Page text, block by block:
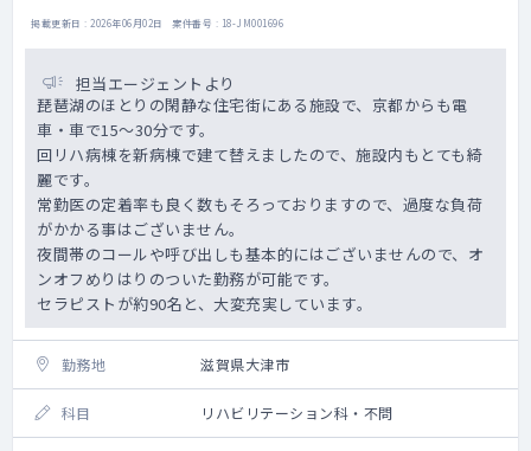
掲載更新日 : 2026年06月02日 案件番号 : 18-JM001696
担当エージェントより
琵琶湖のほとりの閑静な住宅街にある施設で、京都からも電
車・車で15～30分です。
回リハ病棟を新病棟で建て替えましたので、施設内もとても綺
麗です。
常勤医の定着率も良く数もそろっておりますので、過度な負荷
がかかる事はございません。
夜間帯のコールや呼び出しも基本的にはございませんので、オ
ンオフめりはりのついた勤務が可能です。
セラピストが約90名と、大変充実しています。
勤務地 滋賀県大津市
科目 リハビリテーション科・不問